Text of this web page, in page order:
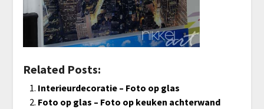
Related Posts:
Interieurdecoratie – Foto op glas
Foto op glas – Foto op keuken achterwand